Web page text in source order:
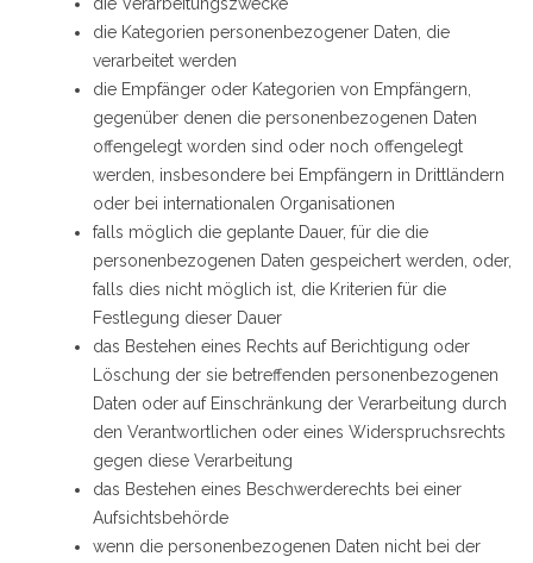
die Kategorien personenbezogener Daten, die
verarbeitet werden
die Empfänger oder Kategorien von Empfängern,
gegenüber denen die personenbezogenen Daten
offengelegt worden sind oder noch offengelegt
werden, insbesondere bei Empfängern in Drittländern
oder bei internationalen Organisationen
falls möglich die geplante Dauer, für die die
personenbezogenen Daten gespeichert werden, oder,
falls dies nicht möglich ist, die Kriterien für die
Festlegung dieser Dauer
das Bestehen eines Rechts auf Berichtigung oder
Löschung der sie betreffenden personenbezogenen
Daten oder auf Einschränkung der Verarbeitung durch
den Verantwortlichen oder eines Widerspruchsrechts
gegen diese Verarbeitung
das Bestehen eines Beschwerderechts bei einer
Aufsichtsbehörde
wenn die personenbezogenen Daten nicht bei der